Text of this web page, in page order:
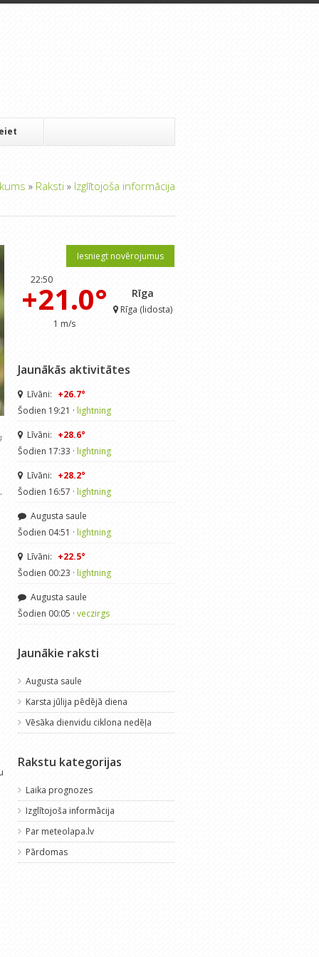
» Raksti » Izglītojoša informācija
Iesniegt novērojumus
22:50
+21.0°
1 m/s
Rīga
Rīga (lidosta)
Jaunākās aktivitātes
Līvāni: +26.7°
Šodien 19:21 · lightning
Līvāni: +28.6°
Šodien 17:33 · lightning
Līvāni: +28.2°
Šodien 16:57 · lightning
Augusta saule
Šodien 04:51 · lightning
Līvāni: +22.5°
Šodien 00:23 · lightning
Augusta saule
Šodien 00:05 · veczirgs
Jaunākie raksti
Augusta saule
Karsta jūlija pēdējā diena
Vēsāka dienvidu ciklona nedēļa
Rakstu kategorijas
Laika prognozes
Izglītojoša informācija
Par meteolapa.lv
Pārdomas